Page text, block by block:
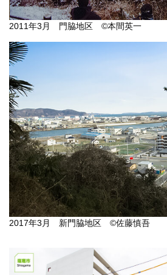
2011年3月 門脇地区 ©本間英一
2017年3月 新門脇地区 ©佐藤慎吾